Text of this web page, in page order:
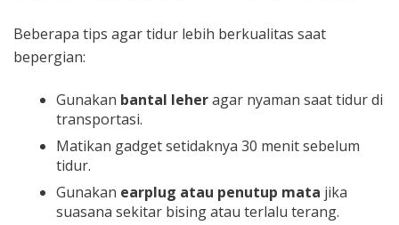
Beberapa tips agar tidur lebih berkualitas saat
bepergian:
Gunakan bantal leheragar nyaman saat tidur di
transportasi.
Matikan gadget setidaknya 30 menit sebelum
tidur.
Gunakan earplug atau penutup mata jika
suasana sekitar bising atau terlalu terang.